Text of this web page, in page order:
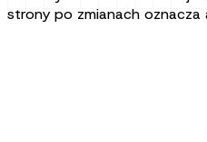
strony po zmianach